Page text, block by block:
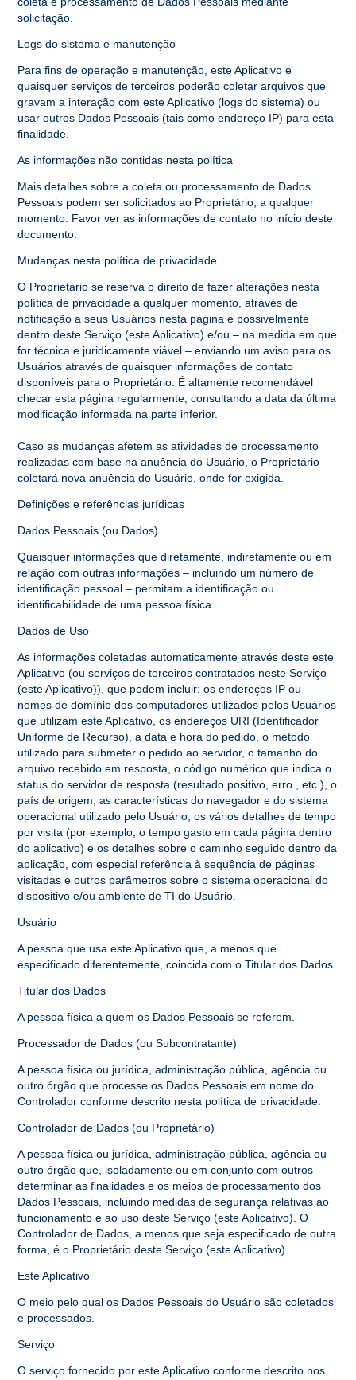
solicitação.
Logs do sistema e manutenção
Para fins de operação e manutenção, este Aplicativo e
quaisquer serviços de terceiros poderão coletar arquivos que
gravam a interação com este Aplicativo (logs do sistema) ou
usar outros Dados Pessoais (tais como endereço IP) para esta
finalidade.
As informações não contidas nesta política
Mais detalhes sobre a coleta ou processamento de Dados
Pessoais podem ser solicitados ao Proprietário, a qualquer
momento. Favor ver as informações de contato no início deste
documento.
Mudanças nesta política de privacidade
O Proprietário se reserva o direito de fazer alterações nesta
política de privacidade a qualquer momento, através de
notificação a seus Usuários nesta página e possivelmente
dentro deste Serviço (este Aplicativo) e/ou – na medida em que
for técnica e juridicamente viável – enviando um aviso para os
Usuários através de quaisquer informações de contato
disponíveis para o Proprietário. É altamente recomendável
checar esta página regularmente, consultando a data da última
modificação informada na parte inferior.
Caso as mudanças afetem as atividades de processamento
realizadas com base na anuência do Usuário, o Proprietário
coletará nova anuência do Usuário, onde for exigida.
Definições e referências jurídicas
Dados Pessoais (ou Dados)
Quaisquer informações que diretamente, indiretamente ou em
relação com outras informações – incluindo um número de
identificação pessoal – permitam a identificação ou
identificabilidade de uma pessoa física.
Dados de Uso
As informações coletadas automaticamente através deste este
Aplicativo (ou serviços de terceiros contratados neste Serviço
(este Aplicativo)), que podem incluir: os endereços IP ou
nomes de domínio dos computadores utilizados pelos Usuários
que utilizam este Aplicativo, os endereços URI (Identificador
Uniforme de Recurso), a data e hora do pedido, o método
utilizado para submeter o pedido ao servidor, o tamanho do
arquivo recebido em resposta, o código numérico que indica o
status do servidor de resposta (resultado positivo, erro , etc.), o
país de origem, as características do navegador e do sistema
operacional utilizado pelo Usuário, os vários detalhes de tempo
por visita (por exemplo, o tempo gasto em cada página dentro
do aplicativo) e os detalhes sobre o caminho seguido dentro da
aplicação, com especial referência à sequência de páginas
visitadas e outros parâmetros sobre o sistema operacional do
dispositivo e/ou ambiente de TI do Usuário.
Usuário
A pessoa que usa este Aplicativo que, a menos que
especificado diferentemente, coincida com o Titular dos Dados.
Titular dos Dados
A pessoa física a quem os Dados Pessoais se referem.
Processador de Dados (ou Subcontratante)
A pessoa física ou jurídica, administração pública, agência ou
outro órgão que processe os Dados Pessoais em nome do
Controlador conforme descrito nesta política de privacidade.
Controlador de Dados (ou Proprietário)
A pessoa física ou jurídica, administração pública, agência ou
outro órgão que, isoladamente ou em conjunto com outros
determinar as finalidades e os meios de processamento dos
Dados Pessoais, incluindo medidas de segurança relativas ao
funcionamento e ao uso deste Serviço (este Aplicativo). O
Controlador de Dados, a menos que seja especificado de outra
forma, é o Proprietário deste Serviço (este Aplicativo).
Este Aplicativo
O meio pelo qual os Dados Pessoais do Usuário são coletados
e processados.
Serviço
O serviço fornecido por este Aplicativo conforme descrito nos